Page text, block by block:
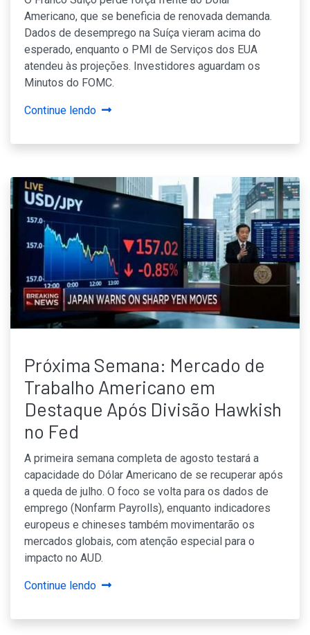
Americano, que se beneficia de renovada demanda.
Dados de desemprego na Suíça vieram acima do
esperado, enquanto o PMI de Serviços dos EUA
atendeu às projeções. Investidores aguardam os
Minutos do FOMC.
Continue lendo
Próxima Semana: Mercado de
Trabalho Americano em
Destaque Após Divisão Hawkish
no Fed
A primeira semana completa de agosto testará a
capacidade do Dólar Americano de se recuperar após
a queda de julho. O foco se volta para os dados de
emprego (Nonfarm Payrolls), enquanto indicadores
europeus e chineses também movimentarão os
mercados globais, com atenção especial para o
impacto no AUD.
Continue lendo